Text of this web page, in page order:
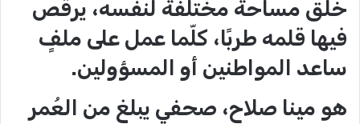
خلق مساحة مختلفة لنفسه، يرقص
فيها قلمه طربًا، كلّما عمل على ملفٍ
ساعد المواطنين أو المسؤولين.
هو مينا صلاح، صحفي يبلغ من العُمر